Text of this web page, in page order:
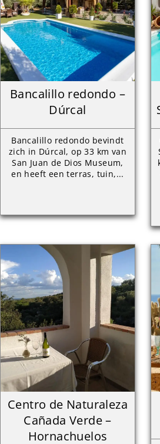
Bancalillo redondo –
Dúrcal
Bancalillo redondo bevindt
zich in Dúrcal, op 33 km van
San Juan de Dios Museum,
en heeft een terras, tuin,...
Centro de Naturaleza
Cañada Verde –
Hornachuelos